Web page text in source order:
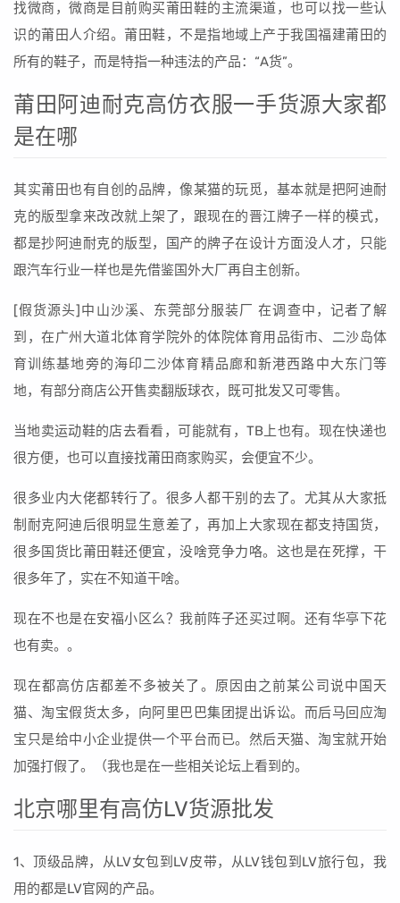
找微商，微商是目前购买莆田鞋的主流渠道，也可以找一些认
识的莆田人介绍。莆田鞋，不是指地域上产于我国福建莆田的
所有的鞋子，而是特指一种违法的产品：“A货”。
莆田阿迪耐克高仿衣服一手货源大家都
是在哪
其实莆田也有自创的品牌，像某猫的玩觅，基本就是把阿迪耐
克的版型拿来改改就上架了，跟现在的晋江牌子一样的模式，
都是抄阿迪耐克的版型，国产的牌子在设计方面没人才，只能
跟汽车行业一样也是先借鉴国外大厂再自主创新。
[假货源头]中山沙溪、东莞部分服装厂 在调查中，记者了解
到，在广州大道北体育学院外的体院体育用品街市、二沙岛体
育训练基地旁的海印二沙体育精品廊和新港西路中大东门等
地，有部分商店公开售卖翻版球衣，既可批发又可零售。
当地卖运动鞋的店去看看，可能就有，TB上也有。现在快递也
很方便，也可以直接找莆田商家购买，会便宜不少。
很多业内大佬都转行了。很多人都干别的去了。尤其从大家抵
制耐克阿迪后很明显生意差了，再加上大家现在都支持国货，
很多国货比莆田鞋还便宜，没啥竞争力咯。这也是在死撑，干
很多年了，实在不知道干啥。
现在不也是在安福小区么？我前阵子还买过啊。还有华亭下花
也有卖。。
现在都高仿店都差不多被关了。原因由之前某公司说中国天
猫、淘宝假货太多，向阿里巴巴集团提出诉讼。而后马回应淘
宝只是给中小企业提供一个平台而已。然后天猫、淘宝就开始
加强打假了。（我也是在一些相关论坛上看到的。
北京哪里有高仿LV货源批发
1、顶级品牌，从LV女包到LV皮带，从LV钱包到LV旅行包，我
用的都是LV官网的产品。